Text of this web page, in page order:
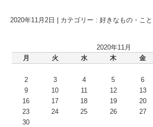
2020年11月2日 カテゴリー : 好きなもの・こと
2020年11月
月
火 水 木 金
2
3 4 5 6
9
10 11 12 13
16
17 18 19 20
23
24 25 26 27
30